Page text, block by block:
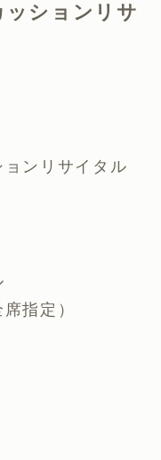
ッションリサ
ンリサイタル
指定）